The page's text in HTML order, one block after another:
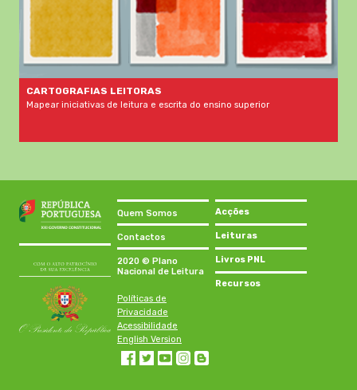
CARTOGRAFIAS LEITORAS
Mapear iniciativas de leitura e escrita do ensino superior
Quem Somos
Contactos
2020 © Plano
Nacional de Leitura
Políticas de
Privacidade
Acessibilidade
English Version
Acções
Leituras
Livros PNL
Recursos